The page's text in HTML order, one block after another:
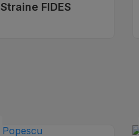
Straine FIDES